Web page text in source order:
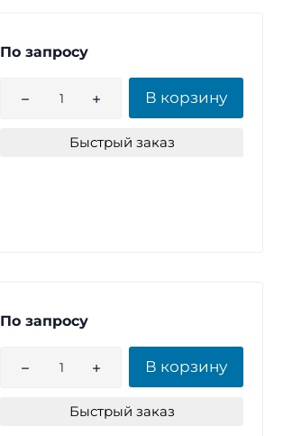
По запросу
В корзину
Быстрый заказ
По запросу
В корзину
Быстрый заказ